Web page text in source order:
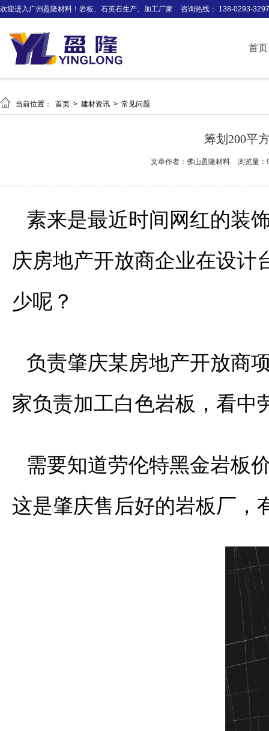
欢迎进入广州盈隆材料！岩板、石英石生产、加工厂家 咨询热线： 138-0293-3297
首页
 当前位置： 首页 > 建材资讯 > 常见问题
筹划200平
文章作者：佛山盈隆材料 浏览量：
素来是最近时间网红的装
庆房地产开放商企业在设计
少呢？
负责肇庆某房地产开放商
家负责加工白色岩板，看中
需要知道劳伦特黑金岩板
这是肇庆售后好的岩板厂，